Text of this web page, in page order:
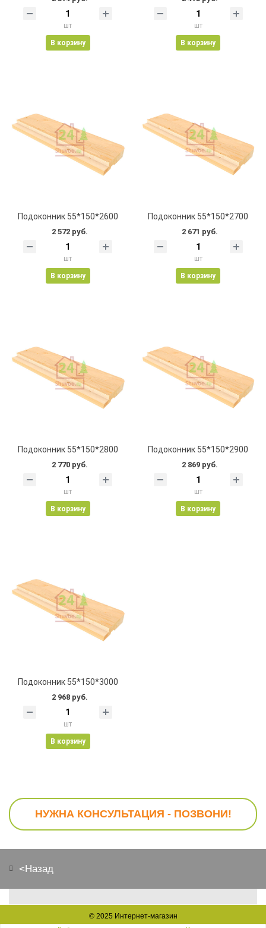
шт
В корзину
шт
В корзину
Подоконник 55*150*2600
2 572 руб.
шт
В корзину
Подоконник 55*150*2700
2 671 руб.
шт
В корзину
Подоконник 55*150*2800
2 770 руб.
шт
В корзину
Подоконник 55*150*2900
2 869 руб.
шт
В корзину
Подоконник 55*150*3000
2 968 руб.
шт
В корзину
НУЖНА КОНСУЛЬТАЦИЯ - ПОЗВОНИ!
<Назад
© 2025 Интернет-магазин